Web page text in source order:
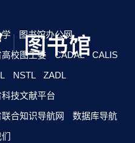
学
图书馆办公网
校图工委
CADAL
CALIS
NSTL
ZADL
技文献平台
合知识导航网
数据库导航